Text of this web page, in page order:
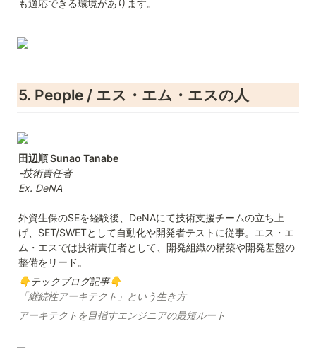
も適応できる環境があります。
5. People / エス・エム・エスの人
-技術責任者
外資生保のSEを経験後、DeNAにて技術支援チームの立ち上
げ、SET/SWETとして自動化や開発者テストに従事。エス・エ
ム・エスでは技術責任者として、開発組織の構築や開発基盤の
👇テックブログ記事👇
「継続性アーキテクト」という生き方
アーキテクトを目指すエンジニアの最短ルート